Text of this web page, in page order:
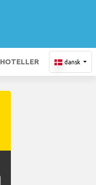
HOTELLER dansk